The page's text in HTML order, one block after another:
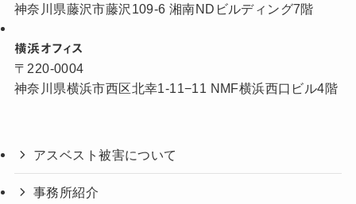
神奈川県藤沢市藤沢109-6 湘南NDビルディング7階
横浜オフィス
〒220-0004
神奈川県横浜市西区北幸1-11−11 NMF横浜西口ビル4階
アスベスト被害について
事務所紹介